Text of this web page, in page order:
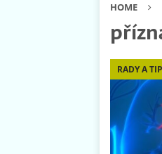
HOME
RADY A